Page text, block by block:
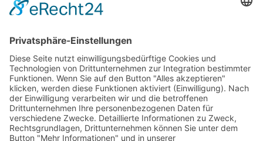
Wir laden alle Interessierten herzlich ein, sich auf unserer
unseres wachsenden Teams zu werden.
Zurück
Weiter
Startseite
Sitemap
Datenschutz
AGB
Kontakt
Impressum